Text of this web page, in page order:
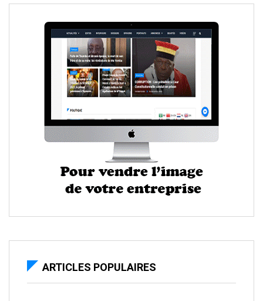
ARTICLES POPULAIRES